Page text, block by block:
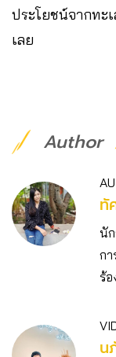
ประโยชน์จากทะ
เลย
Author
ทั
นัก
กา
ร้อ
น